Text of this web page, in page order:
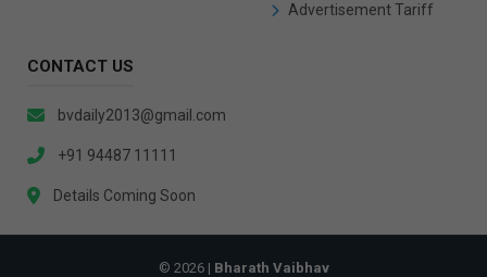
Advertisement Tariff
CONTACT US
bvdaily2013@gmail.com
+91 94487 11111
Details Coming Soon
© 2026 | Bharath Vaibhav